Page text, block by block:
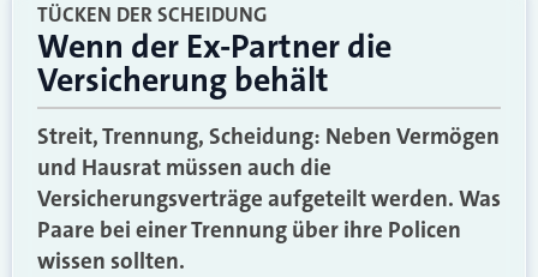
TÜCKEN DER SCHEIDUNG
Wenn der Ex-Partner die
Versicherung behält
Streit, Trennung, Scheidung: Neben Vermögen
und Hausrat müssen auch die
Versicherungsverträge aufgeteilt werden. Was
Paare bei einer Trennung über ihre Policen
wissen sollten.